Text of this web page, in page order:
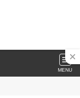
MENU